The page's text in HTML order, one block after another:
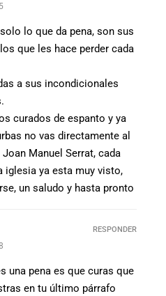
lo que da pena, son sus
que les hace perder cada
a sus incondicionales
curados de espanto y ya
no vas directamente al
Manuel Serrat, cada
iglesia ya esta muy visto,
un saludo y hasta pronto
una pena es que curas que
en tu último párrafo
RESPONDER